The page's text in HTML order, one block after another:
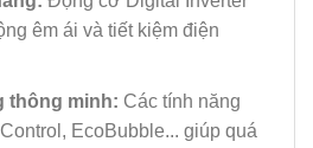
êm ái và tiết kiệm điện
thông minh: Các tính năng
EcoBubble... giúp quá